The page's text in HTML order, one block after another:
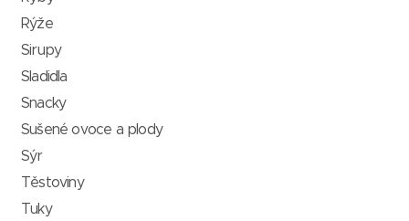
Rýže
Sirupy
Sladidla
Snacky
Sušené ovoce a plody
Sýr
Těstoviny
Tuky